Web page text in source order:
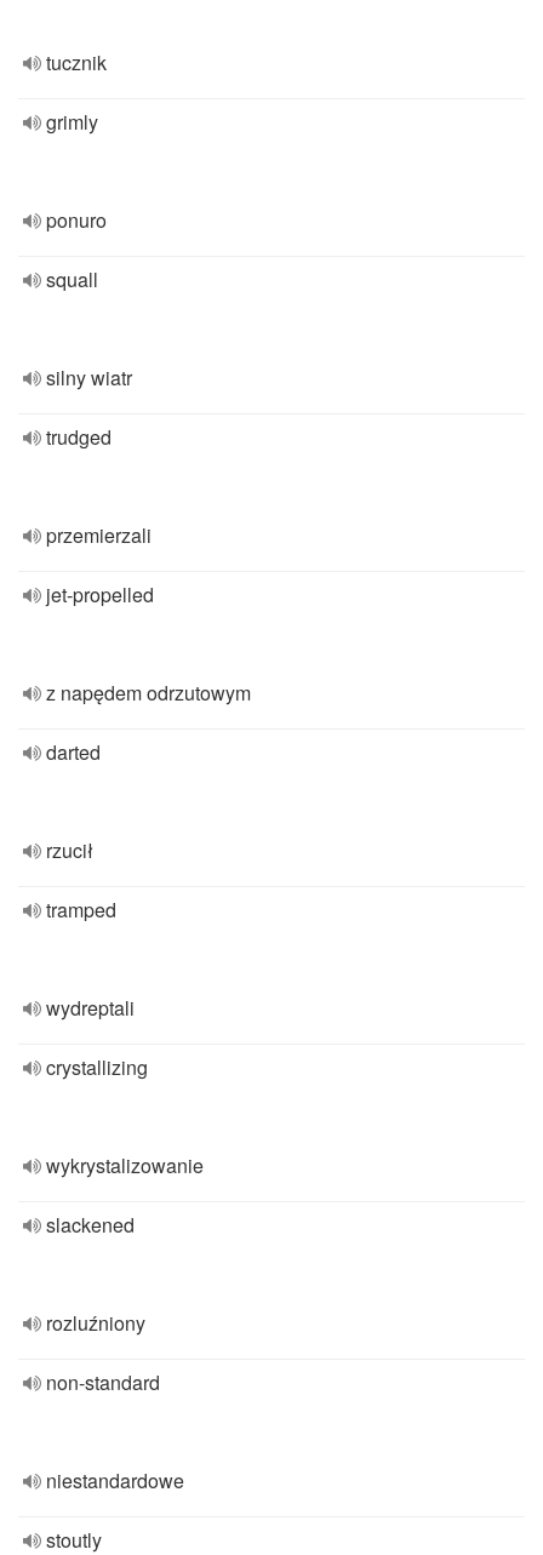
tucznik
grimly
ponuro
squall
silny wiatr
trudged
przemierzali
jet-propelled
z napędem odrzutowym
darted
rzucił
tramped
wydreptali
crystallizing
wykrystalizowanie
slackened
rozluźniony
non-standard
niestandardowe
stoutly